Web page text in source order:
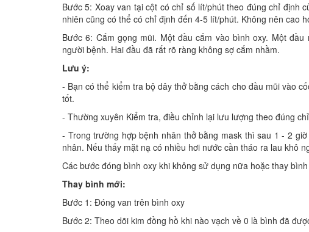
Bước 5: Xoay van tại cột có chỉ số lít/phút theo đúng chỉ định
nhiên cũng có thể có chỉ định đến 4-5 lít/phút. Không nên cao
Bước 6: Cắm gọng mũi. Một đầu cắm vào bình oxy. Một
người bệnh. Hai đầu đã rất rõ ràng không sợ cắm nhầm.
Lưu ý:
- Bạn có thể kiểm tra bộ dây thở bằng cách cho đầu mũi vào
tốt.
- Thường xuyên Kiểm tra, điều chỉnh lại lưu lượng theo đúng
- Trong trường hợp bệnh nhân thở bằng mask thì sau 1 - 2
nhân. Nếu thấy mặt nạ có nhiều hơi nước cần tháo ra lau khô
Các bước đóng bình oxy khi không sử dụng nữa hoặc thay
Thay bình mới:
Bước 1: Đóng van trên bình oxy
Bước 2: Theo dõi kim đồng hồ khi nào vạch về 0 là bình đã